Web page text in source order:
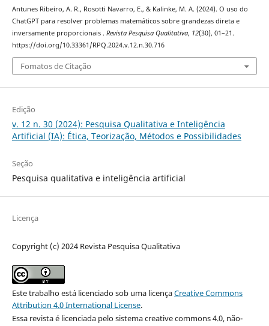
Antunes Ribeiro, A. R., Rosotti Navarro, E., & Kalinke, M. A. (2024). O uso do
ChatGPT para resolver problemas matemáticos sobre grandezas direta e
inversamente proporcionais . Revista Pesquisa Qualitativa, 12(30), 01–21.
https://doi.org/10.33361/RPQ.2024.v.12.n.30.716
Fomatos de Citação
Edição
v. 12 n. 30 (2024): Pesquisa Qualitativa e Inteligência
Artificial (IA): Ética, Teorização, Métodos e Possibilidades
Seção
Pesquisa qualitativa e inteligência artificial
Licença
Copyright (c) 2024 Revista Pesquisa Qualitativa
Este trabalho está licenciado sob uma licençaCreative Commons
Attribution 4.0 International License.
Essa revista é licenciada pelo sistema creative commons 4.0, não-